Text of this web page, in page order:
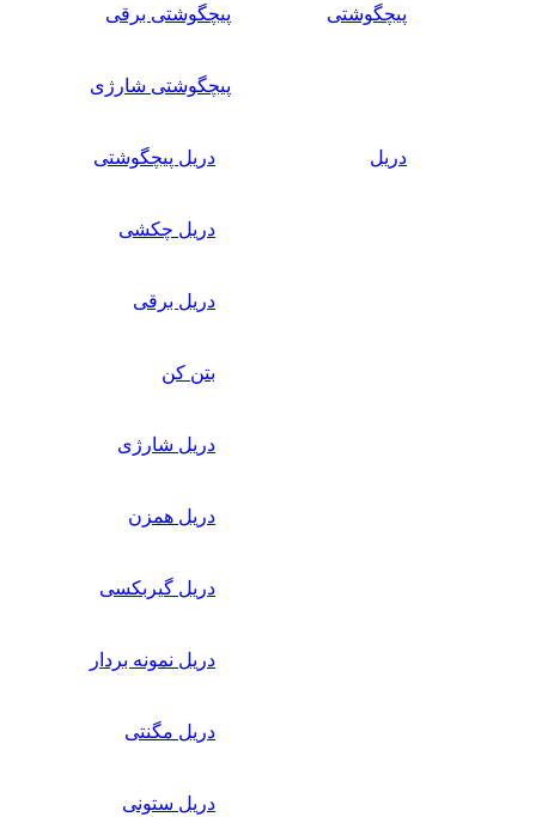
پیچگوشتی پیچگوشتی برقی
پیچگوشتی شارژی
دریل دریل پیچگوشتی
دریل چکشی
دریل برقی
بتن کن
دریل شارژی
دریل همزن
دریل گیربکسی
دریل نمونه بردار
دریل مگنتی
دریل ستونی